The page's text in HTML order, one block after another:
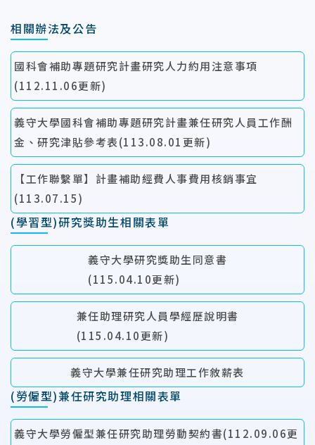
相關辦法及公告
國科會補助專題研究計畫研究人力約用注意事項
(112.11.06更新)
義守大學國科會補助專題研究計畫兼任研究人員工作酬
金、研究津貼參考表(113.08.01更新)
【工作聯繫單】計畫補助經費人事費用核銷事宜
(113.07.15)
(學習型)研究獎助生相關表單
義守大學研究獎助生同意書
(115.04.10更新)
兼任助理研究人員學經歷說明書
(115.04.10更新)
義守大學兼任研究助理工作敘薪表
(勞僱型)兼任研究助理相關表單
義守大學勞僱型兼任研究助理勞動契約書(112.09.06更